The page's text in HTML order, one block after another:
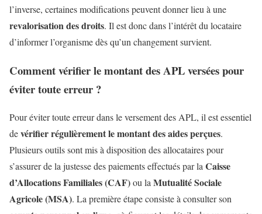
l’inverse, certaines modifications peuvent donner lieu à une
revalorisation des droits. Il est donc dans l’intérêt du locataire
d’informer l’organisme dès qu’un changement survient.
Comment vérifier le montant des APL versées pour
éviter toute erreur ?
Pour éviter toute erreur dans le versement des APL, il est essentiel
devérifier régulièrement le montant des aides perçues.
Plusieurs outils sont mis à disposition des allocataires pour
s’assurer de la justesse des paiements effectués par laCaisse
d’Allocations Familiales (CAF)ou laMutualité Sociale
Agricole (MSA). La première étape consiste à consulter son